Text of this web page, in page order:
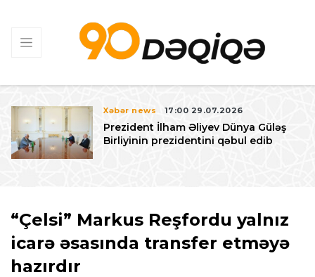
Xəbər news 17:00 29.07.2026
Prezident İlham Əliyev Dünya Güləş
Birliyinin prezidentini qəbul edib
“Çelsi” Markus Reşfordu yalnız
icarə əsasında transfer etməyə
hazırdır